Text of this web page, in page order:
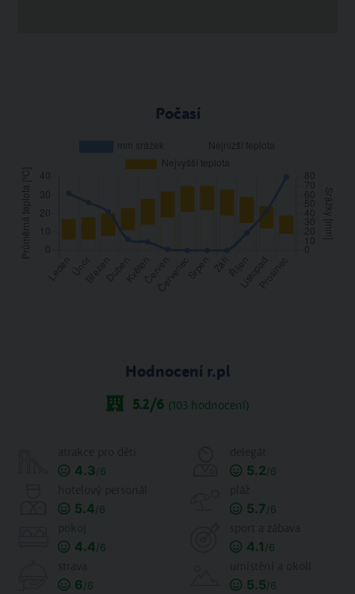
Počasí
Hodnocení r.pl
5.2/6 (103 hodnocení)
4.3/6 5.2/6
5.4/6 5.7/6
4.4/6 4.1 /6
6/6 5.5/6